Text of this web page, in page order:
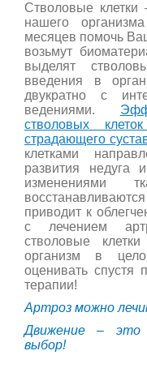
Стволовые клетки
нашего
месяцев помочь
возьмут
выделят
введения в
двукратно с
ведениями.
стволовых
страдающего
клетками
развития недуга
изменениями
приводит к
с лечением
стволовые
организм в
оценивать спустя
терапии!
Артроз можно
Движение – это
выбор!